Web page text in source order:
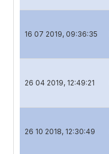
16 07 2019, 09:36:35
26 04 2019, 12:49:21
26 10 2018, 12:30:49